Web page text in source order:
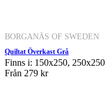
BORGANÄS OF SWEDEN
Quiltat Överkast Grå
Finns i: 150x250, 250x250
Från 279 kr